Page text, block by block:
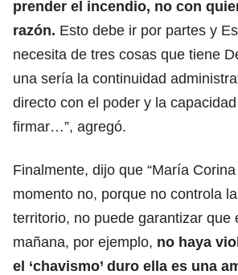
prender el incendio, no con
razón. Esto debe ir por partes y
necesita de tres cosas que tiene
una sería la continuidad
directo con el poder y la
firmar…”, agregó.
Finalmente, dijo que “María
momento no, porque no controla
territorio, no puede garantizar que
mañana, por ejemplo, no haya
el ‘chavismo’ duro ella es una